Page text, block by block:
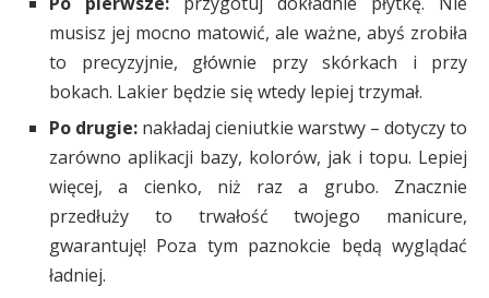
musisz jej mocno matowić, ale ważne, abyś zrobiła
to precyzyjnie, głównie przy skórkach i przy
bokach. Lakier będzie się wtedy lepiej trzymał.
Po drugie: nakładaj cieniutkie warstwy – dotyczy to
zarówno aplikacji bazy, kolorów, jak i topu. Lepiej
więcej, a cienko, niż raz a grubo. Znacznie
przedłuży to trwałość twojego manicure,
gwarantuję! Poza tym paznokcie będą wyglądać
ładniej.